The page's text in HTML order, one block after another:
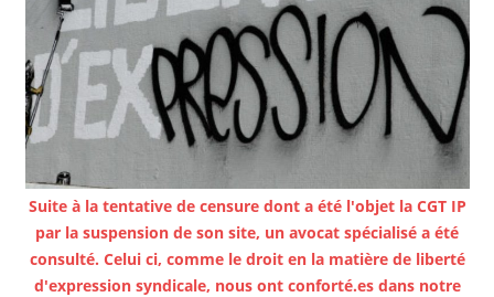
Suite à la tentative de censure dont a été l'objet la CGT IP
par la suspension de son site, un avocat spécialisé a été
consulté. Celui ci, comme le droit en la matière de liberté
d'expression syndicale, nous ont conforté.es dans notre